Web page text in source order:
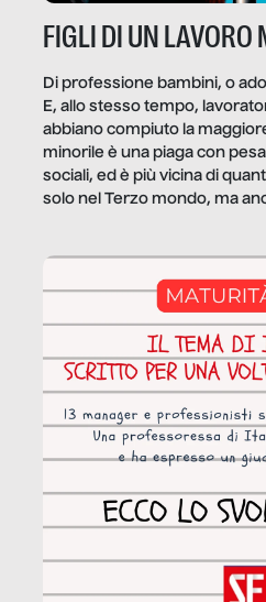
FIGLI DI UN LAVORO
Di professione bambini, o
E, allo stesso tempo,
abbiano compiuto la
minorile è una piaga con
sociali, ed è più vicina di
solo nel Terzo mondo, ma